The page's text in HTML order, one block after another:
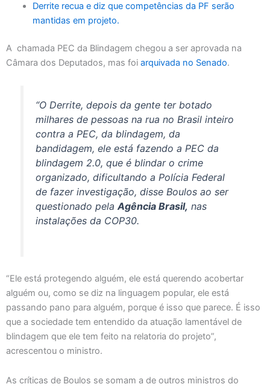
Derrite recua e diz que competências da PF serão
mantidas em projeto.
A chamada PEC da Blindagem chegou a ser aprovada na
Câmara dos Deputados, mas foi arquivada no Senado.
“O Derrite, depois da gente ter botado
milhares de pessoas na rua no Brasil inteiro
contra a PEC, da blindagem, da
bandidagem, ele está fazendo a PEC da
blindagem 2.0, que é blindar o crime
organizado, dificultando a Polícia Federal
de fazer investigação, disse Boulos ao ser
questionado pelaAgência Brasil, nas
instalações da COP30.
“Ele está protegendo alguém, ele está querendo acobertar
alguém ou, como se diz na linguagem popular, ele está
passando pano para alguém, porque é isso que parece. É isso
que a sociedade tem entendido da atuação lamentável de
blindagem que ele tem feito na relatoria do projeto”,
acrescentou o ministro.
As críticas de Boulos se somam a de outros ministros do